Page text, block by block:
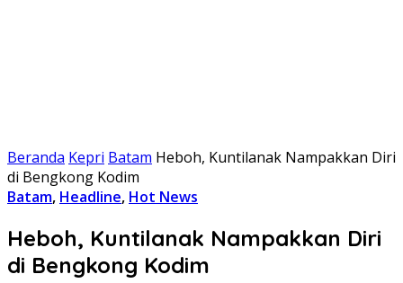
Beranda Kepri Batam Heboh, Kuntilanak Nampakkan Diri
di Bengkong Kodim
Batam, Headline, Hot News
Heboh, Kuntilanak Nampakkan Diri
di Bengkong Kodim